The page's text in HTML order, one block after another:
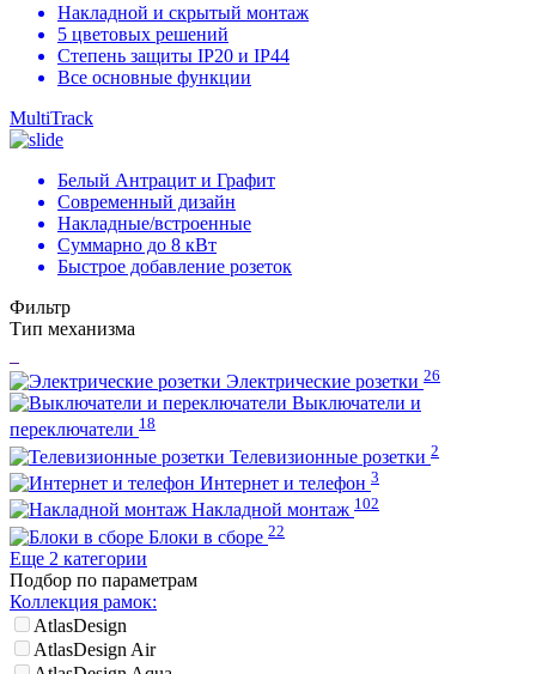
Накладной и скрытый монтаж
5 цветовых решений
Степень защиты IP20 и IP44
Все основные функции
MultiTrack
Белый Антрацит и Графит
Современный дизайн
Накладные/встроенные
Суммарно до 8 кВт
Быстрое добавление розеток
Фильтр
Тип механизма
Электрические розетки 26
Выключатели и
переключатели 18
Телевизионные розетки 2
Интернет и телефон 3
Накладной монтаж 102
Блоки в сборе 22
Еще 2 категории
Подбор по параметрам
Коллекция рамок:
AtlasDesign
AtlasDesign Air